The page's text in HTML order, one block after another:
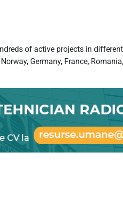
of active projects in
Germany, France,